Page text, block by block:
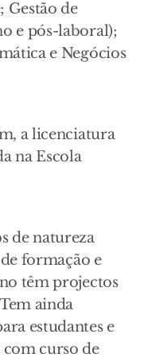
Gestão de
e pós-laboral);
e Negócios
a licenciatura
na Escola
de natureza
formação e
têm projectos
ainda
estudantes e
curso de